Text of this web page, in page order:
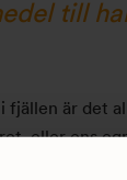
l till
fjällen är det
eller ens
kan ändras.